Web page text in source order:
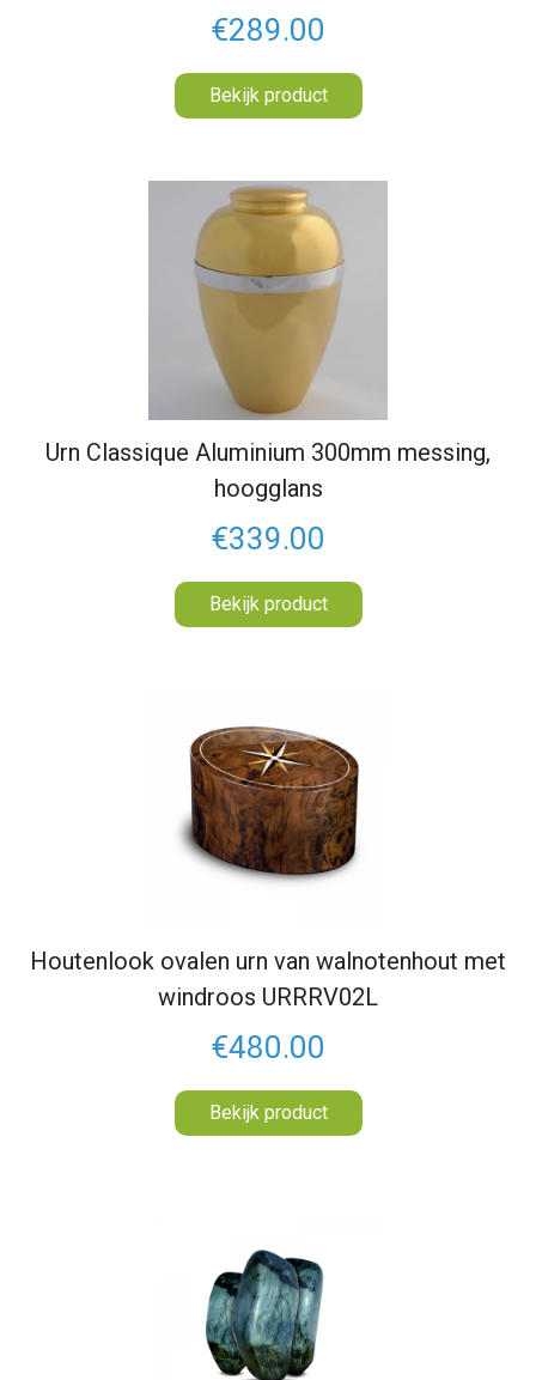
€289.00
Bekijk product
Urn Classique Aluminium 300mm messing,
hoogglans
€339.00
Bekijk product
Houtenlook ovalen urn van walnotenhout met
windroos URRRV02L
€480.00
Bekijk product